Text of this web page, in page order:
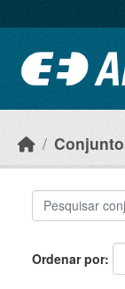
Ordenar por